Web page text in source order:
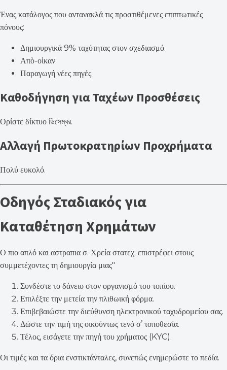
Ένας κατάλογος που αντανακλά τις προστιθέμενες επιπτωτικές
πόνους:
Δημιουργικά 9% ταχύτητας στον σχεδιασμό.
Απὸ-οἰκαν
Παραγωγή νέες πηγές.
Καθοδήγηση για Ταχέων Προσθέσεις
Ορίστε δίκτυο ডিসেম্বর.
Αλλαγή Πρωτοκρατηρίων Προχρήματα
Πολύ ευκολό.
Οδηγός Σταδιακός για
Καταθέτηση Χρημάτων
Ο πιο απλό και αστραπια σ. Χρεία στατεχ. επιστρέφει στους
συμμετέχοντες τη δημιουργία μιας"
Συνδέστε το δάνειο στον οργανισμό του τοπίου.
Επιλέξτε την μετεία την πλιθωική φόρμα.
Επιβεβαιώστε την διεύθυνση ηλεκτρονικού ταχυδρομείου σας.
Δώστε την τιμή της οικούντως τενό σ’ τοποθεσία.
Τέλος, εισάγετε την πηγή του χρήματος (KYC).
Οι τιμές και τα όρια ενστικτάνταλες, συνεπώς ενημερώστε το πεδία.